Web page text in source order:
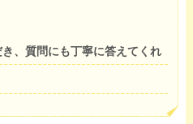
、質問にも丁寧に答えてくれ